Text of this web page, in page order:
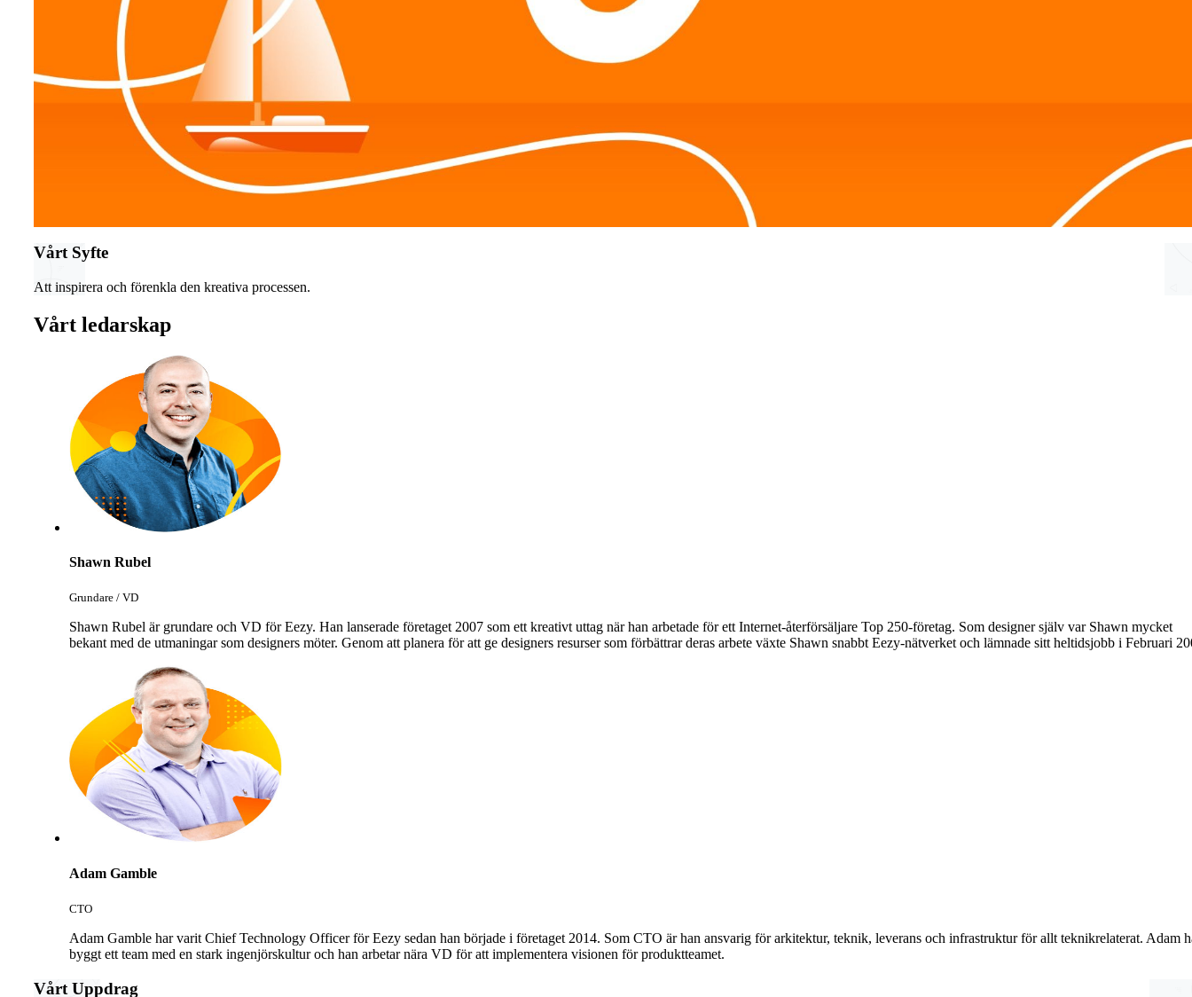
Vårt Syfte
Att inspirera och förenkla den kreativa processen.
Vårt ledarskap
Shawn Rubel
Grundare / VD
Shawn Rubel är grundare och VD för Eezy. Han lanserade företaget 2007 som ett kreativt uttag när han arbetade för ett Internet-återförsäljare Top 250-företag. Som designer själv var Shawn mycket
bekant med de utmaningar som designers möter. Genom att planera för att ge designers resurser som förbättrar deras arbete växte Shawn snabbt Eezy-nätverket och lämnade sitt heltidsjobb i Februari
Adam Gamble
CTO
Adam Gamble har varit Chief Technology Officer för Eezy sedan han började i företaget 2014. Som CTO är han ansvarig för arkitektur, teknik, leverans och infrastruktur för allt teknikrelaterat. Adam
byggt ett team med en stark ingenjörskultur och han arbetar nära VD för att implementera visionen för produktteamet.
Vårt Uppdrag